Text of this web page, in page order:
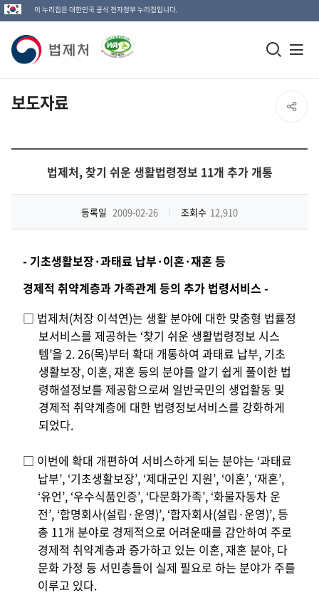
이 누리집은 대한민국 공식 전자정부 누리집입니다.
법
제
처
고
모
보도자료 SNS
열
기
법제처, 찾기 쉬운 생활법령정보 11개 추가 개통
등록일 2009-02-26 조회수 12,910
- 기초생활보장·과태료 납부·이혼·재혼 등
경제적 취약계층과 가족관계 등의 추가 법령서비스 -
□ 법제처(처장 이석연)는 생활 분야에 대한 맞춤형 법률정
보서비스를 제공하는 ‘찾기 쉬운 생활법령정보 시스
템’을 2. 26(목)부터 확대 개통하여 과태료 납부, 기초
생활보장, 이혼, 재혼 등의 분야를 알기 쉽게 풀이한 법
령해설정보를 제공함으로써 일반국민의 생업활동 및
경제적 취약계층에 대한 법령정보서비스를 강화하게
되었다.
□ 이번에 확대 개편하여 서비스하게 되는 분야는 ‘과태료
납부’, ‘기초생활보장’, ‘제대군인 지원’, ‘이혼’, ‘재혼’,
‘유언’, ‘우수식품인증’, ‘다문화가족’, ‘화물자동차 운
전’, ‘합명회사(설립·운영)’, ‘합자회사(설립·운영)’, 등
총 11개 분야로 경제적으로 어려운때를 감안하여 주로
경제적 취약계층과 증가하고 있는 이혼, 재혼 분야, 다
문화 가정 등 서민층들이 실제 필요로 하는 분야가 주를
이루고 있다.